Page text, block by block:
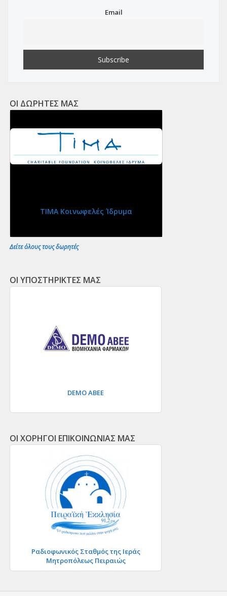
Email
ΟΙ ΔΩΡΗΤΕΣ ΜΑΣ
ΤΙΜΑ Κοινωφελές Ίδρυμα
Δείτε όλους τους δωρητές
ΟΙ ΥΠΟΣΤΗΡΙΚΤΕΣ ΜΑΣ
DEMO ΑΒΕΕ
ΟΙ ΧΟΡΗΓΟΙ ΕΠΙΚΟΙΝΩΝΙΑΣ ΜΑΣ
Ραδιοφωνικός Σταθμός της Ιεράς
Μητροπόλεως Πειραιώς